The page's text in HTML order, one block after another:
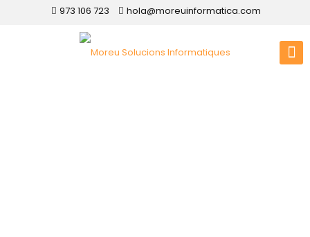
973 106 723 hola@moreuinformatica.com